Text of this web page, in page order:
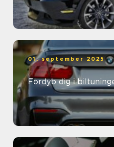
01. september 2025
Fordyb dig i